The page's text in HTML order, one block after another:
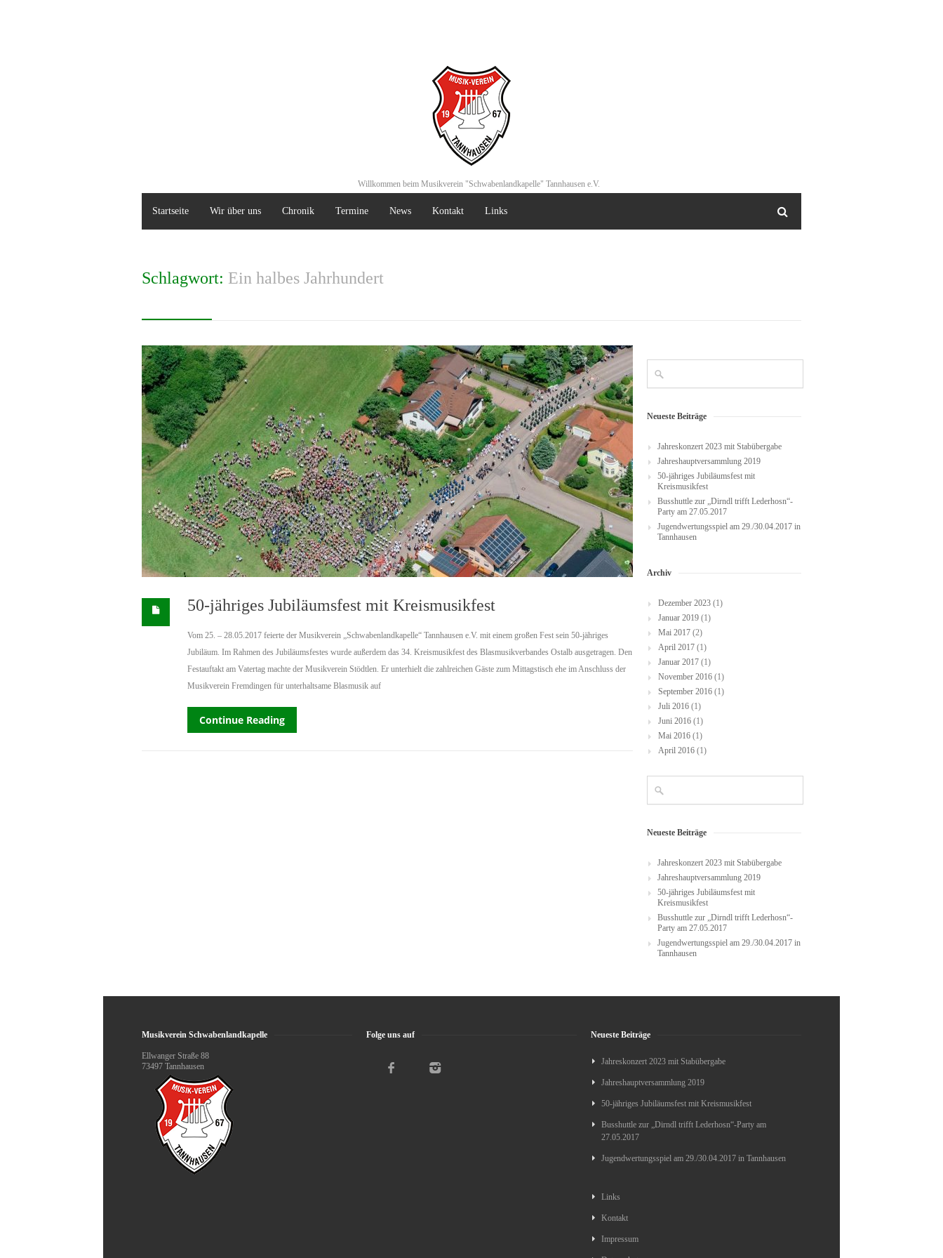
Willkommen beim Musikverein "Schwabenlandkapelle" Tannhausen e.V.
Startseite Wir über uns Chronik Termine News Kontakt Links
Schlagwort: Ein halbes Jahrhundert
50-jähriges Jubiläumsfest mit Kreismusikfest
Vom 25. – 28.05.2017 feierte der Musikverein „Schwabenlandkapelle“ Tannhausen e.V. mit einem großen Fest sein 50-jähriges
Jubiläum. Im Rahmen des Jubiläumsfestes wurde außerdem das 34. Kreismusikfest des Blasmusikverbandes Ostalb ausgetragen. Den
Festauftakt am Vatertag machte der Musikverein Stödtlen. Er unterhielt die zahlreichen Gäste zum Mittagstisch ehe im Anschluss der
Musikverein Fremdingen für unterhaltsame Blasmusik auf
Continue Reading
Neueste Beiträge
Jahreskonzert 2023 mit Stabübergabe
Jahreshauptversammlung 2019
50-jähriges Jubiläumsfest mit
Kreismusikfest
Busshuttle zur „Dirndl trifft Lederhosn“-
Party am 27.05.2017
Jugendwertungsspiel am 29./30.04.2017 in
Tannhausen
Archiv
Dezember 2023 (1)
Januar 2019 (1)
Mai 2017 (2)
April 2017 (1)
Januar 2017 (1)
November 2016 (1)
September 2016 (1)
Juli 2016 (1)
Juni 2016 (1)
Mai 2016 (1)
April 2016 (1)
Neueste Beiträge
Jahreskonzert 2023 mit Stabübergabe
Jahreshauptversammlung 2019
50-jähriges Jubiläumsfest mit
Kreismusikfest
Busshuttle zur „Dirndl trifft Lederhosn“-
Party am 27.05.2017
Jugendwertungsspiel am 29./30.04.2017 in
Tannhausen
Musikverein Schwabenlandkapelle
Ellwanger Straße 88
73497 Tannhausen
Folge uns auf Neueste Beiträge
Jahreskonzert 2023 mit Stabübergabe
Jahreshauptversammlung 2019
50-jähriges Jubiläumsfest mit Kreismusikfest
Busshuttle zur „Dirndl trifft Lederhosn“-Party am
27.05.2017
Jugendwertungsspiel am 29./30.04.2017 in Tannhausen
Links
Kontakt
Impressum